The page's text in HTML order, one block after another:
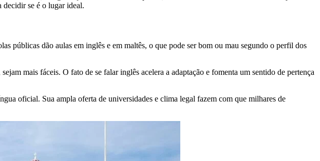
decidir se é o lugar ideal.
públicas dão aulas em inglês e em maltês, o que pode ser bom ou mau segundo o perfil dos
mais fáceis. O fato de se falar inglês acelera a adaptação e fomenta um sentido de pertença
oficial. Sua ampla oferta de universidades e clima legal fazem com que milhares de